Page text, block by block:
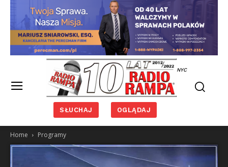
NYC
SŁUCHAJ OGLĄDAJ
Home Programy